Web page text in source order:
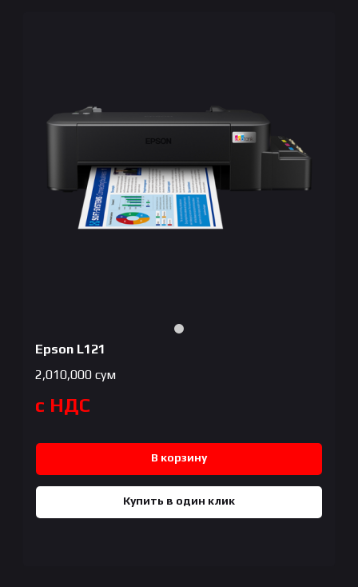
Epson L121
2,010,000 сум
с НДС
В корзину
Купить в один клик